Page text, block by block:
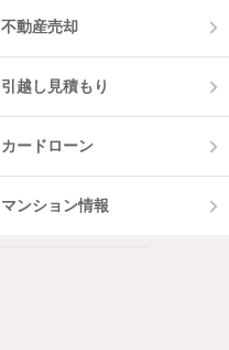
不動産売却
引越し見積もり
カードローン
マンション情報